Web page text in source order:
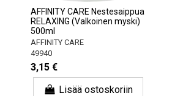
AFFINITY CARE Nestesaippua
RELAXING (Valkoinen myski)
500ml
AFFINITY CARE
49940
3,15 €
Lisää ostoskoriin